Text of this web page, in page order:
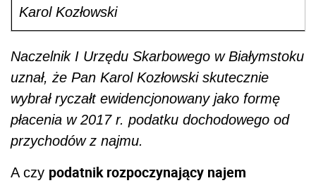
Karol Kozłowski
Naczelnik I Urzędu Skarbowego w Białymstoku
uznał, że Pan Karol Kozłowski skutecznie
wybrał ryczałt ewidencjonowany jako formę
płacenia w 2017 r. podatku dochodowego od
przychodów z najmu.
A czy podatnik rozpoczynający najem